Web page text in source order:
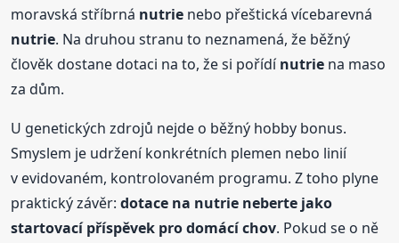
moravská stříbrná nutrie nebo přeštická vícebarevná
nutrie. Na druhou stranu to neznamená, že běžný
člověk dostane dotaci na to, že si pořídínutrie na maso
za dům.
U genetických zdrojů nejde o běžný hobby bonus.
Smyslem je udržení konkrétních plemen nebo linií
v evidovaném, kontrolovaném programu. Z toho plyne
praktický závěr:dotace na nutrie neberte jako
startovací příspěvek pro domácí chov. Pokud se o ně